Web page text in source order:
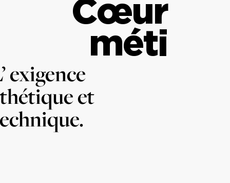
Cœur de
métier
exigence
et